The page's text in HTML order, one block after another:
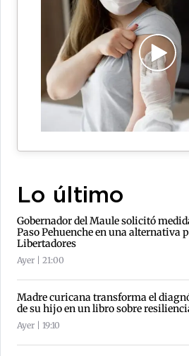
Lo último
Gobernador del Maule solicitó
Paso Pehuenche en una alternativa
Libertadores
Ayer | 21:00
Madre curicana transforma el
de su hijo en un libro sobre
Ayer | 19:10